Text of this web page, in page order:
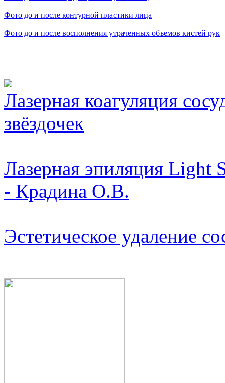
Фото до и после контурной пластики лица
Фото до и после восполнения утраченных объемов кистей рук
Лазерная коагуляция
звёздочек
Лазерная эпиляция Light
- Крадина О.В.
Эстетическое удаление